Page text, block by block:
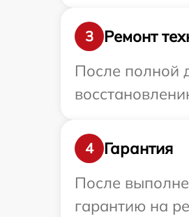
3
Ремонт
После полной
4
Гарантия
После
гарантию на